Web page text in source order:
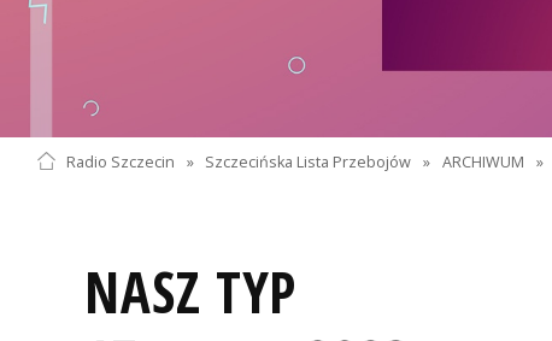
Radio Szczecin » Szczecińska Lista Przebojów » ARCHIWUM »
NASZ TYP